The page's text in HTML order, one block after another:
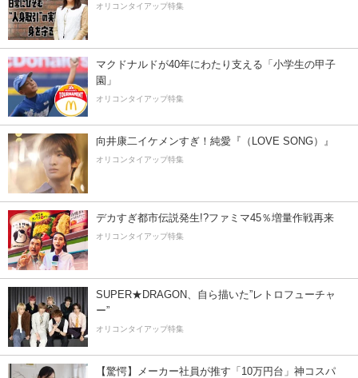
オリコンタイアップ特集
マクドナルドが40年にわたり支える「小学生の甲子
園」
オリコンタイアップ特集
向井康二イケメンすぎ！純愛『（LOVE SONG）』
オリコンタイアップ特集
デカすぎ都市伝説発生!?ファミマ45％増量作戦再来
オリコンタイアップ特集
SUPER★DRAGON、自ら描いた”レトロフューチャ
ー”
オリコンタイアップ特集
【驚愕】メーカー社員が推す「10万円台」神コスパ